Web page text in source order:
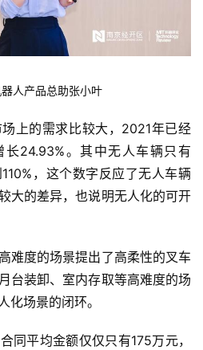
人产品总助张小叶
上的需求比较大，2021年已经
24.93%。其中无人车辆只有
，这个数字反应了无人车辆
大的差异，也说明无人化的可开
难度的场景提出了高柔性的叉车
台装卸、室内存取等高难度的场
化场景的闭环。
同平均金额仅仅只有175万元，